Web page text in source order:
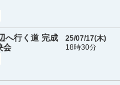
へ行く道 完成
会
25/07/17(木)
18時30分